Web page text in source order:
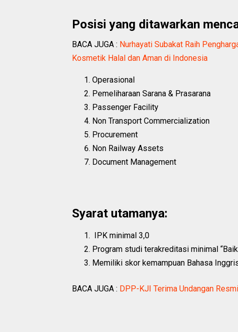
Posisi yang ditawarkan
BACA JUGA : Nurhayati Subakat Raih
Kosmetik Halal dan Aman di Indonesia
Operasional
Pemeliharaan Sarana & Prasarana
Passenger Facility
Non Transport Commercialization
Procurement
Non Railway Assets
Document Management
Syarat utamanya:
IPK minimal 3,0
Program studi terakreditasi minimal
Memiliki skor kemampuan Bahasa
BACA JUGA : DPP-KJI Terima Undangan